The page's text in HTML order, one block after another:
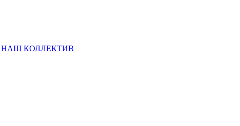
НАШ КОЛЛЕКТИВ